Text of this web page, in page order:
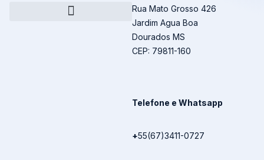
Rua Mato Grosso 426
Jardim Agua Boa
Dourados MS
CEP: 79811-160
Telefone e Whatsapp
+55(67)3411-0727